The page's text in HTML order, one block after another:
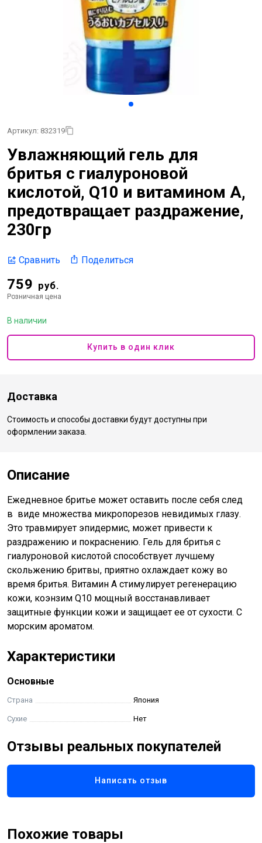
Артикул: 832319
Увлажняющий гель для
бритья с гиалуроновой
кислотой, Q10 и витамином А,
предотвращает раздражение,
230гр
Сравнить Поделиться
759 руб.
Розничная цена
В наличии
Купить в один клик
Доставка
Стоимость и способы доставки будут доступны при
оформлении заказа.
Описание
Ежедневное бритье может оставить после себя след
в виде множества микропорезов невидимых глазу.
Это травмирует эпидермис, может привести к
раздражению и покраснению. Гель для бритья с
гиалуроновой кислотой способствует лучшему
скольжению бритвы, приятно охлаждает кожу во
время бритья. Витамин А стимулирует регенерацию
кожи, коэнзим Q10 мощный восстанавливает
защитные функции кожи и защищает ее от сухости. С
морским ароматом.
Характеристики
Основные
Страна Япония
Сухие Нет
Отзывы реальных покупателей
Написать отзыв
Похожие товары